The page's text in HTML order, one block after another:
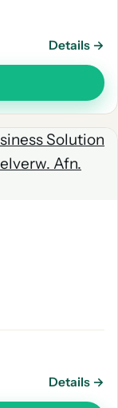
Details →
Details →